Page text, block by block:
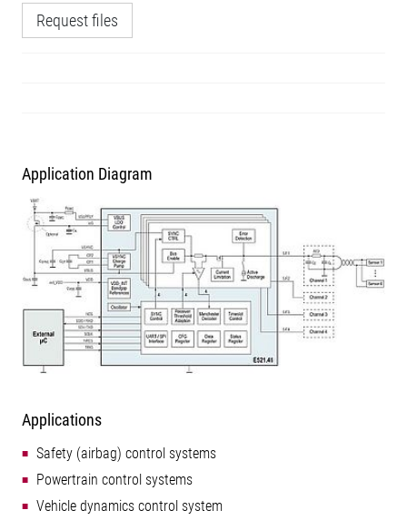
Request files
Application Diagram
Applications
Safety (airbag) control systems
Powertrain control systems
Vehicle dynamics control system